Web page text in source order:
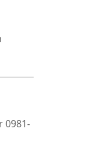
0981-